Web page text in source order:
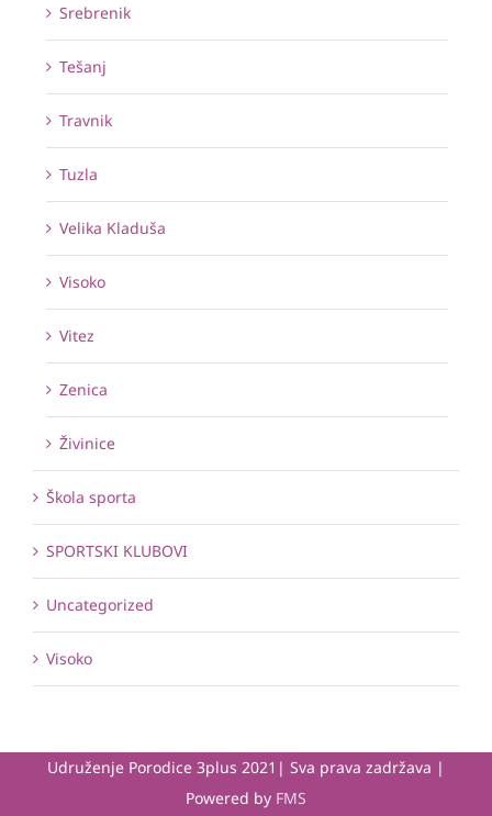
Srebrenik
Tešanj
Travnik
Tuzla
Velika Kladuša
Visoko
Vitez
Zenica
Živinice
Škola sporta
SPORTSKI KLUBOVI
Uncategorized
Visoko
Udruženje Porodice 3plus 2021| Sva prava zadržava |
Powered by FMS